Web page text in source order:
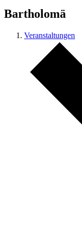
Bartholomä
Veranstaltungen